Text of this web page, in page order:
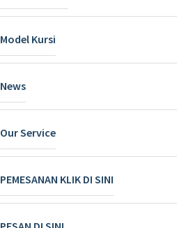
Model Kursi
News
Our Service
PEMESANAN KLIK DI SINI